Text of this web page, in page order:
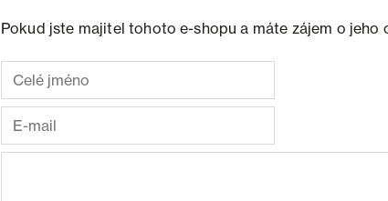
Pokud jste majitel tohoto e-shopu a máte zájem o jeho